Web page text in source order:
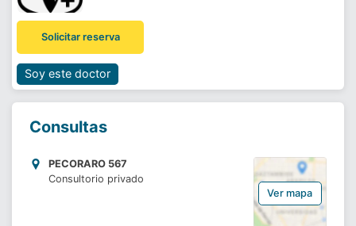
Software para clínicas
¿Eres un doctor?
Solicitar reserva
Soy este doctor
Consultas
PECORARO 567
Consultorio privado
Ver mapa